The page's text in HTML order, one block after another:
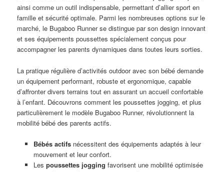
ainsi comme un outil indispensable, permettant d’allier sport en
famille et sécurité optimale. Parmi les nombreuses options sur le
marché, le Bugaboo Runner se distingue par son design innovant
et ses équipements poussettes spécialement conçus pour
accompagner les parents dynamiques dans toutes leurs sorties.
La pratique régulière d’activités outdoor avec son bébé demande
un équipement performant, robuste et ergonomique, capable
d’affronter divers terrains tout en assurant un accueil confortable
à l’enfant. Découvrons comment les poussettes jogging, et plus
particulièrement le modèle Bugaboo Runner, révolutionnent la
mobilité bébé des parents actifs.
Bébés actifsnécessitent des équipements adaptés à leur
mouvement et leur confort.
Les poussettes jogging favorisent une mobilité optimisée